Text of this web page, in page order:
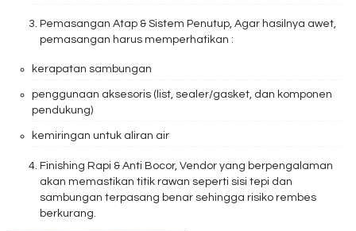
Pemasangan Atap & Sistem Penutup, Agar hasilnya awet,
pemasangan harus memperhatikan :
kerapatan sambungan
penggunaan aksesoris (list, sealer/gasket, dan komponen
pendukung)
kemiringan untuk aliran air
Finishing Rapi & Anti Bocor, Vendor yang berpengalaman
akan memastikan titik rawan seperti sisi tepi dan
sambungan terpasang benar sehingga risiko rembes
berkurang.